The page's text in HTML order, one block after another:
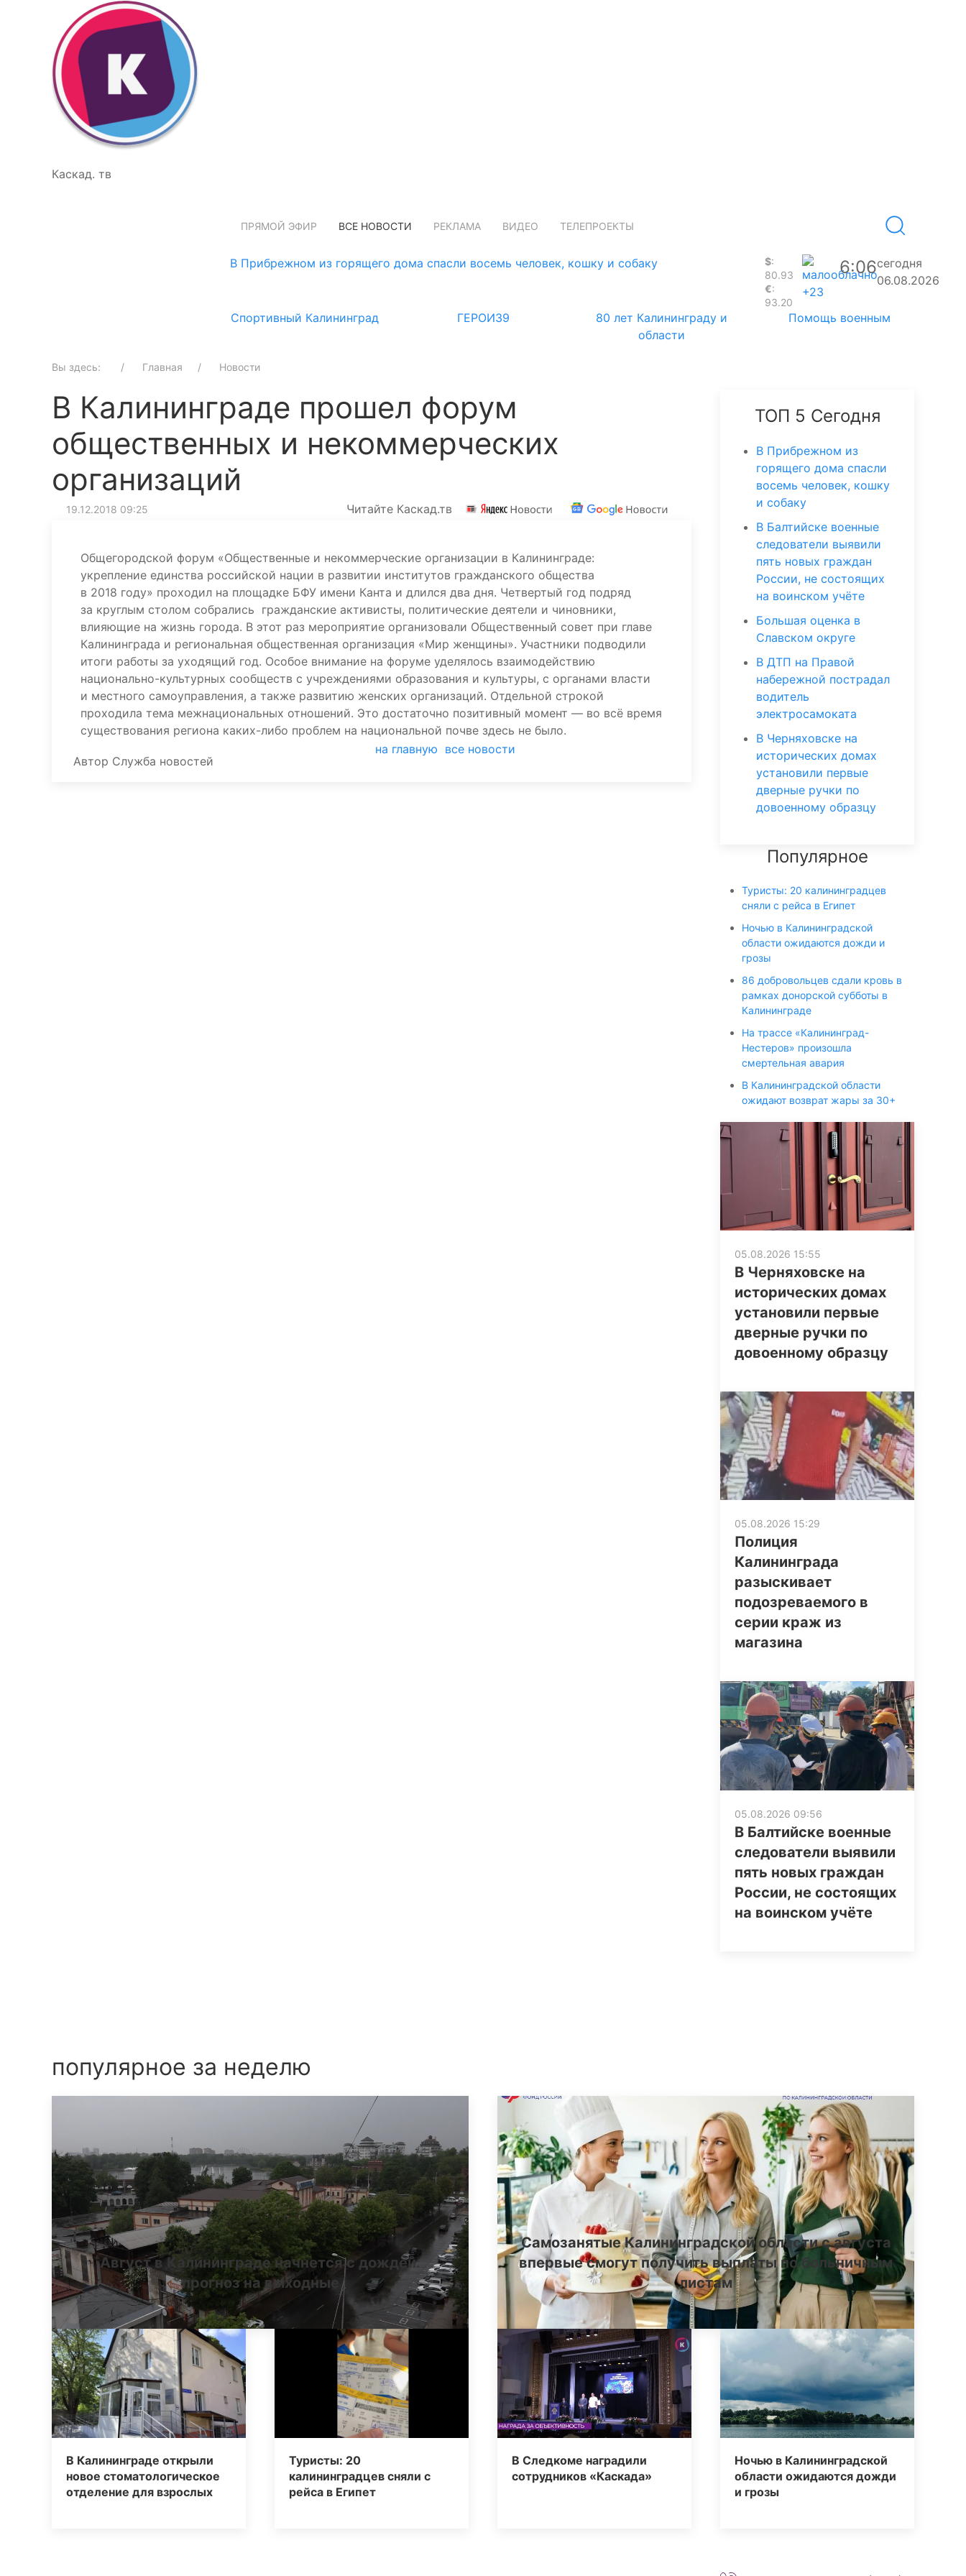
Каскад. тв
ПРЯМОЙ ЭФИР ВСЕ НОВОСТИ РЕКЛАМА ВИДЕО ТЕЛЕПРОЕКТЫ
В Прибрежном из горящего дома спасли восемь человек, кошку и собаку $:
80.93
€:
93.20
+23
6:06сегодня
06.08.2026
Спортивный Калининград ГЕРОИ39
80 лет Калининграду и
области
Помощь военным
Вы здесь: Главная Новости
В Калининграде прошел форум
общественных и некоммерческих
организаций
19.12.2018 09:25 Читайте Каскад.тв
Общегородской форум «Общественные и некоммерческие организации в Калининграде:
укрепление единства российской нации в развитии институтов гражданского общества
в 2018 году» проходил на площадке БФУ имени Канта и длился два дня. Четвертый год подряд
за круглым столом собрались гражданские активисты, политические деятели и чиновники,
влияющие на жизнь города. В этот раз мероприятие организовали Общественный совет при главе
Калининграда и региональная общественная организация «Мир женщины». Участники подводили
итоги работы за уходящий год. Особое внимание на форуме уделялось взаимодействию
национально-культурных сообществ с учреждениями образования и культуры, с органами власти
и местного самоуправления, а также развитию женских организаций. Отдельной строкой
проходила тема межнациональных отношений. Это достаточно позитивный момент — во всё время
существования региона каких-либо проблем на национальной почве здесь не было.
Автор Служба новостей
на главную все новости
ТОП 5 Сегодня
В Прибрежном из
горящего дома спасли
восемь человек, кошку
и собаку
В Балтийске военные
следователи выявили
пять новых граждан
России, не состоящих
на воинском учёте
Большая оценка в
Славском округе
В ДТП на Правой
набережной пострадал
водитель
электросамоката
В Черняховске на
исторических домах
установили первые
дверные ручки по
довоенному образцу
Популярное
Туристы: 20 калининградцев
сняли с рейса в Египет
Ночью в Калининградской
области ожидаются дожди и
грозы
86 добровольцев сдали кровь в
рамках донорской субботы в
Калининграде
На трассе «Калининград-
Нестеров» произошла
смертельная авария
В Калининградской области
ожидают возврат жары за 30+
05.08.2026 15:55
В Черняховске на
исторических домах
установили первые
дверные ручки по
довоенному образцу
05.08.2026 15:29
Полиция
Калининграда
разыскивает
подозреваемого в
серии краж из
магазина
05.08.2026 09:56
В Балтийске военные
следователи выявили
пять новых граждан
России, не состоящих
на воинском учёте
популярное за неделю
Август в Калининграде начнется с дождей:
прогноз на выходные
Самозанятые Калининградской области с августа
впервые смогут получить выплаты по больничным
листам
В Калининграде открыли
новое стоматологическое
отделение для взрослых
Туристы: 20
калининградцев сняли с
рейса в Египет
В Следкоме наградили
сотрудников «Каскада»
Ночью в Калининградской
области ожидаются дожди
и грозы